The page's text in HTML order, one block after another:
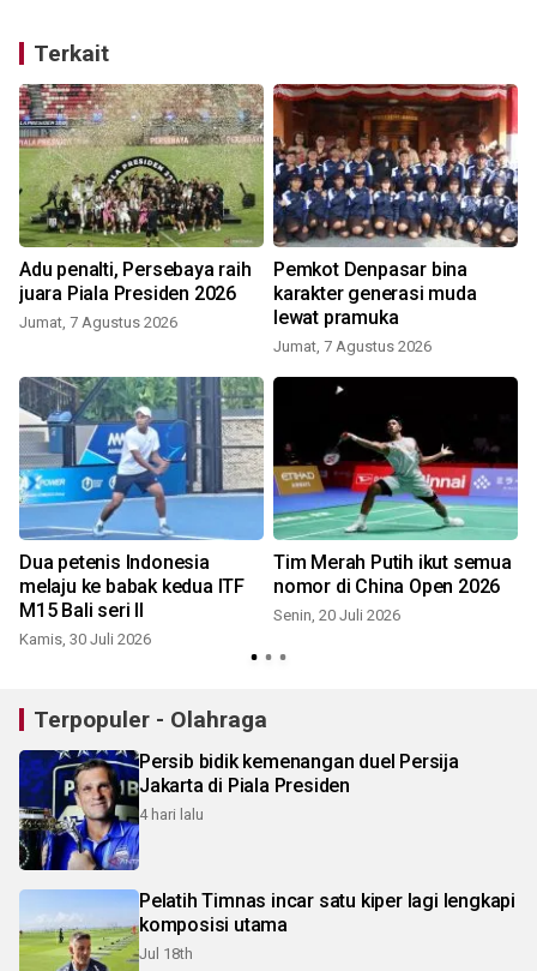
Terkait
Adu penalti, Persebaya raih
juara Piala Presiden 2026
Jumat, 7 Agustus 2026
Pemkot Denpasar bina
karakter generasi muda
lewat pramuka
Jumat, 7 Agustus 2026
Dua petenis Indonesia
melaju ke babak kedua ITF
M15 Bali seri II
Kamis, 30 Juli 2026
Tim Merah Putih ikut semua
nomor di China Open 2026
Senin, 20 Juli 2026
Terpopuler - Olahraga
Persib bidik kemenangan duel Persija
Jakarta di Piala Presiden
4 hari lalu
Pelatih Timnas incar satu kiper lagi lengkapi
komposisi utama
Jul 18th